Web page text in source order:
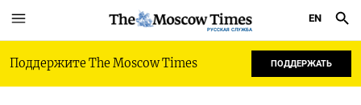
РУССКАЯ СЛУЖБА
EN
Поддержите The Moscow Times ПОДДЕРЖАТЬ